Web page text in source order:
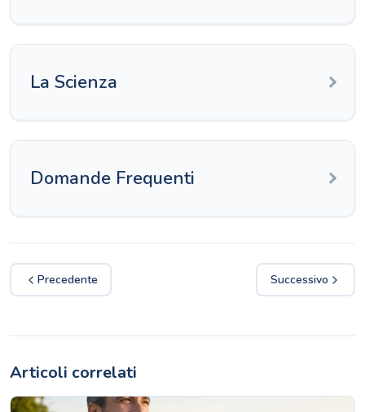
La Scienza
Domande Frequenti
Precedente Successivo
Articoli correlati